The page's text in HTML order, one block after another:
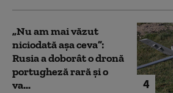
4
„Nu am mai văzut
niciodată așa ceva”:
Rusia a doborât o dronă
portugheză rară și o
va...